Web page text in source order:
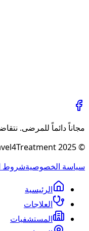
مجاناً دائماً للمرضى.
© 2025 Travel4Treatment. جميع الحقوق محفوظة.
سياسة الخصوصيةشروط
الرئيسية
العلاجات
المستشفيات